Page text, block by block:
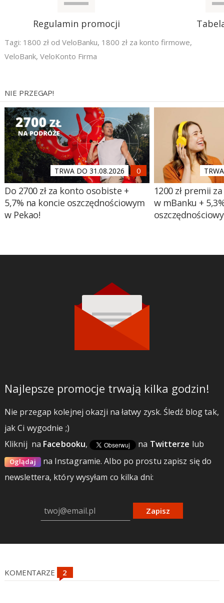
Regulamin promocji
Tagi: 1800 zł od VeloBanku, 1800 zł za konto firmowe,
VeloBank, VeloKonto Firma
NIE PRZEGAP!
TRWA DO 31.08.2026
Do 2700 zł za konto osobiste +
5,7% na koncie oszczędnościowym
w Pekao!
1200 zł premii
w mBanku +
Najlepsze promocje trwają kilka godzin!
Nie przegap kolejnej okazji na łatwy zysk. Śledź blog tak,
jak Ci wygodnie ;)
Kliknij na Facebooku, na Twitterze lub
Oglądaj na Instagramie.Albo po prostu zapisz się do
newslettera, który wysyłam co kilka dni:
Zapisz
KOMENTARZE